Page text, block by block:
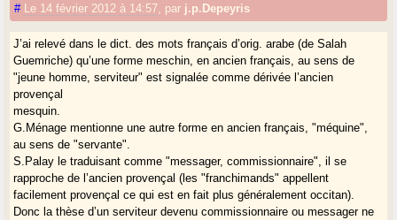
# Le 14 février 2012 à 14:57 par j.p.Depeyris
J’ai relevé dans le dict. des mots français d’orig. arabe (de Salah
Guemriche) qu’une forme meschin, en ancien français, au sens de
"jeune homme, serviteur" est signalée comme dérivée l’ancien
provençal
mesquin.
G.Ménage mentionne une autre forme en ancien français, "méquine",
au sens de "servante".
S.Palay le traduisant comme "messager, commissionnaire", il se
rapproche de l’ancien provençal (les "franchimands" appellent
facilement provençal ce qui est en fait plus généralement occitan).
Donc la thèse d’un serviteur devenu commissionnaire ou messager ne